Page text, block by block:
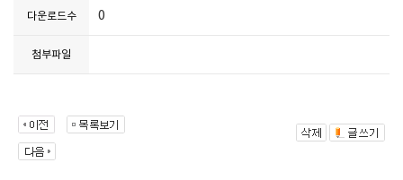
다운로드수 0
첨부파일